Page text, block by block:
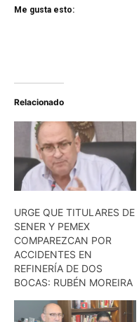
Me gusta esto:
Relacionado
URGE QUE TITULARES DE
SENER Y PEMEX
COMPAREZCAN POR
ACCIDENTES EN
REFINERÍA DE DOS
BOCAS: RUBÉN MOREIRA